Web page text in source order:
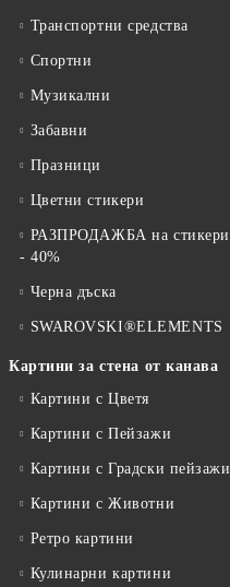
Транспортни средства
Спортни
Музикални
Забавни
Празници
Цветни стикери
РАЗПРОДАЖБА на стикери
- 40%
Черна дъска
SWAROVSKI®ELEMENTS
Картини за стена от канава
Картини с Цветя
Картини с Пейзажи
Картини с Градски пейзажи
Картини с Животни
Ретро картини
Кулинарни картини